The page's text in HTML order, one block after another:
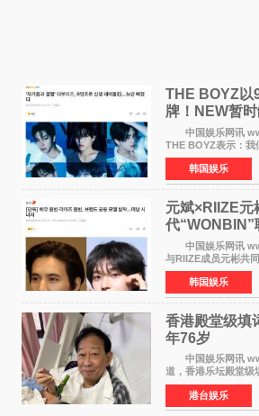
THE BOYZ以
牌！NEW暂
定不移继续
中国娱乐网讯
THE BOYZ表示：我
BOYZ组合活动，并
签约。目前正在新生
离开THE BOYZ原所
韩国娱乐
元斌×RIIZE元
代
颜值天花板合
中国娱乐网讯
与RIIZE成员元彬共
6日据独家报道，继
近也被选为某在线
人，两人将作
韩国娱乐
香港殿堂级填
年76岁​
中国娱乐网讯
道，香港乐坛殿堂级
月5日上午因病离世
露，黎彼得今年3月
持续衰退，最
港台娱乐